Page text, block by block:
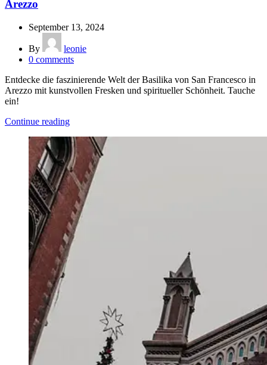
Arezzo
September 13, 2024
By
leonie
0 comments
Entdecke die faszinierende Welt der Basilika von San Francesco in
Arezzo mit kunstvollen Fresken und spiritueller Schönheit. Tauche
ein!
Continue reading